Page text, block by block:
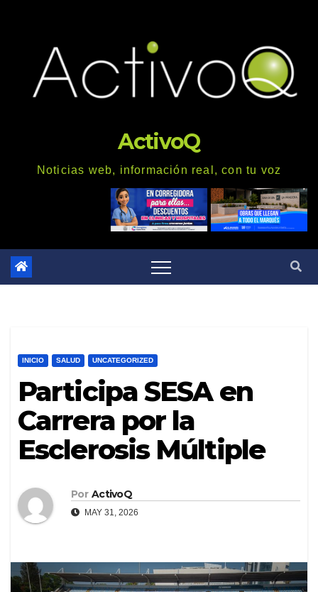
ActivoQ
Noticias web, información real, con tu voz
INICIO SALUD UNCATEGORIZED
Participa SESA en
Carrera por la
Esclerosis Múltiple
Por ActivoQ
MAY 31, 2026